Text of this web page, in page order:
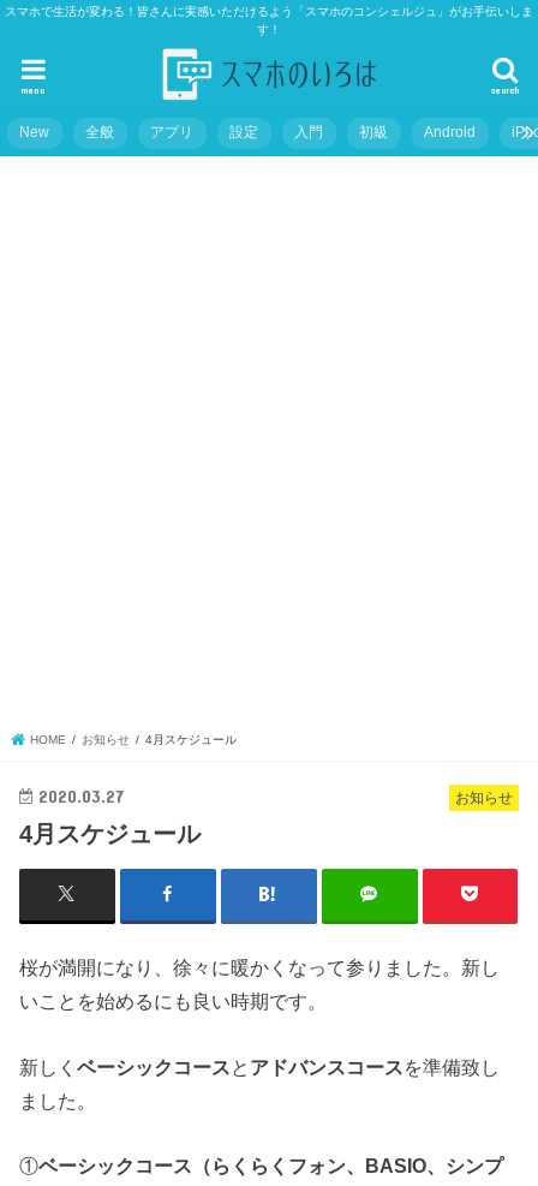
スマホで生活が変わる！皆さんに実感いただけるよう「スマホのコンシェルジュ」がお手伝いしま
す！
search
menu
New 全般 アプリ 設定 入門 初級 Android
HOME お知らせ 4月スケジュール
お知らせ
2020.03.27
4月スケジュール
桜が満開になり、徐々に暖かくなって参りました。新し
いことを始めるにも良い時期です。
新しくベーシックコース と アドバンスコース を準備致し
ました。
①ベーシックコース（らくらくフォン、BASIO、シンプ